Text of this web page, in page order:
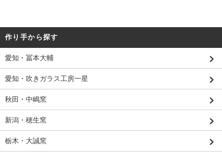
作り手から探す
愛知・冨本大輔
愛知・吹きガラス工房一星
秋田・中嶋窯
新潟・穂生窯
栃木・大誠窯